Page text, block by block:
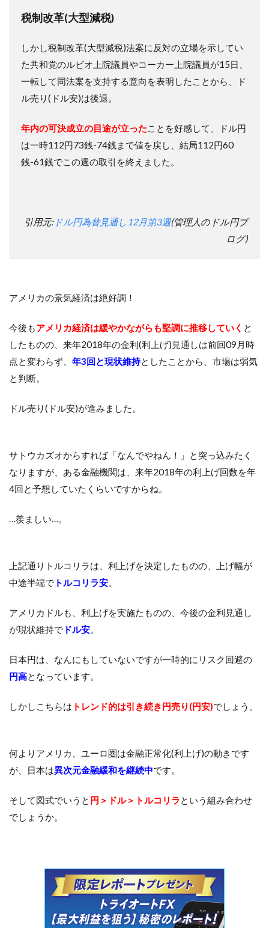
税制改革(大型減税)
しかし税制改革(大型減税)法案に反対の立場を示してい
た共和党のルビオ上院議員やコーカー上院議員が15日、
一転して同法案を支持する意向を表明したことから、ド
ル売り(ドル安)は後退。
年内の可決成立の目途が立ったことを好感して、ドル円
は一時112円73銭-74銭まで値を戻し、結局112円60
銭-61銭でこの週の取引を終えました。
引用元:ドル円為替見通し12月第3週(管理人のドル円ブ
ログ)
アメリカの景気経済は絶好調！
今後もアメリカ経済は緩やかながらも堅調に推移していく と
したものの、来年2018年の金利(利上げ)見通しは前回09月時
点と変わらず、 年3回と現状維持としたことから、市場は弱気
と判断。
ドル売り(ドル安)が進みました。
サトウカズオからすれば「なんでやねん！」と突っ込みたく
なりますが、ある金融機関は、来年2018年の利上げ回数を年
4回と予想していたくらいですからね。
…羨ましい…。
上記通りトルコリラは、利上げを決定したものの、上げ幅が
中途半端で トルコリラ安。
アメリカドルも、利上げを実施たものの、今後の金利見通し
が現状維持で ドル安。
日本円は、なんにもしていないですが一時的にリスク回避の
円高となっています。
しかしこちらは トレンド的は引き続き円売り(円安)でしょう。
何よりアメリカ、ユーロ圏は金融正常化(利上げ)の動きです
が、日本は異次元金融緩和を継続中です。
そして図式でいうと 円＞ドル＞トルコリラという組み合わせ
でしょうか。